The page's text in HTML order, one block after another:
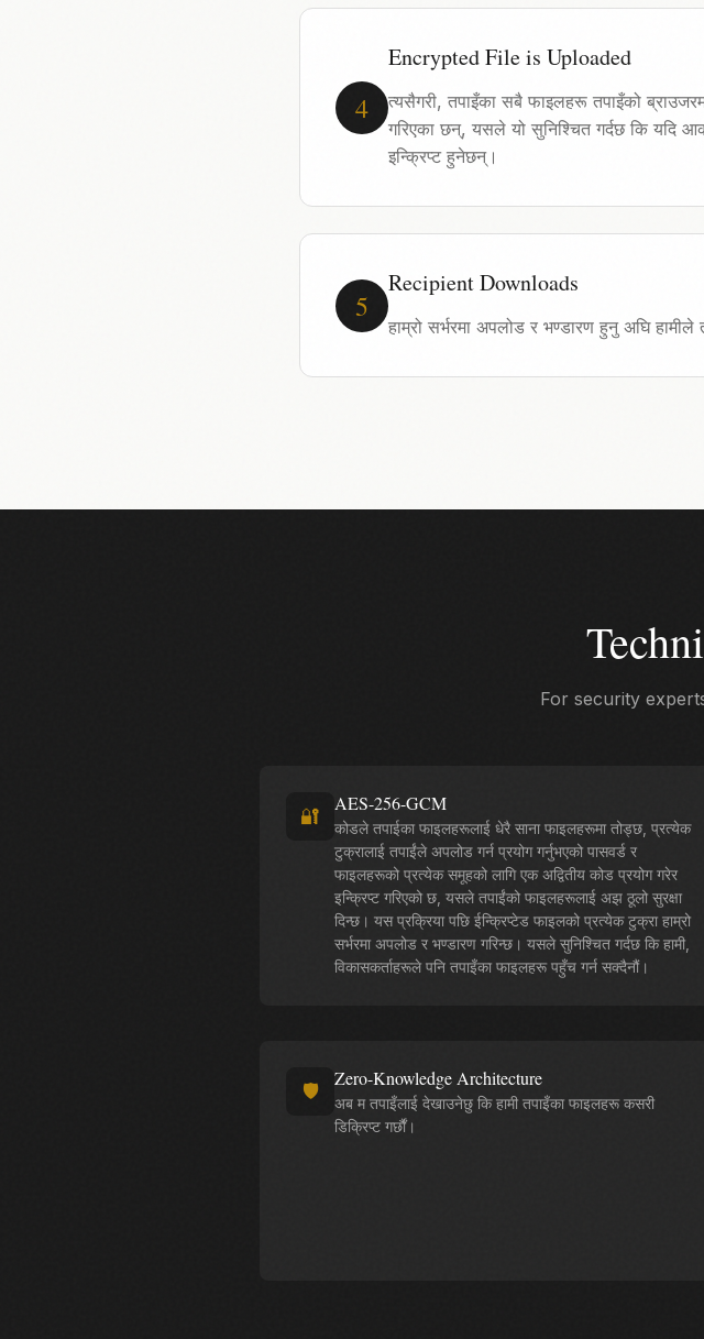
4
Encrypted File is Uploaded
त्यसैगरी, तपाइँका सबै फाइलहरू तपाइँको
गरिएका छन्, यसले यो सुनिश्चित गर्दछ कि यदि
इन्क्रिप्ट हुनेछन्।
5
Recipient Downloads
हाम्रो सर्भरमा अपलोड र भण्डारण हुनु अघि
For security
🔐
AES-256-GCM
कोडले तपाईका फाइलहरूलाई धेरै साना फाइलहरूमा तोड्छ, प्रत्येक
टुक्रालाई तपाईंले अपलोड गर्न प्रयोग गर्नुभएको पासवर्ड र
फाइलहरूको प्रत्येक समूहको लागि एक अद्वितीय कोड प्रयोग गरेर
इन्क्रिप्ट गरिएको छ, यसले तपाईंको फाइलहरूलाई अझ ठूलो सुरक्षा
दिन्छ। यस प्रक्रिया पछि ईन्क्रिप्टेड फाइलको प्रत्येक टुक्रा हाम्रो
सर्भरमा अपलोड र भण्डारण गरिन्छ। यसले सुनिश्चित गर्दछ कि हामी,
विकासकर्ताहरूले पनि तपाइँका फाइलहरू पहुँच गर्न सक्दैनौं।
🛡️
Zero-Knowledge Architecture
अब म तपाइँलाई देखाउनेछु कि हामी तपाइँका फाइलहरू कसरी
डिक्रिप्ट गर्छौं।